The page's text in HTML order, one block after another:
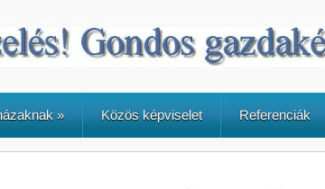
» Közös képviselet Referenciák